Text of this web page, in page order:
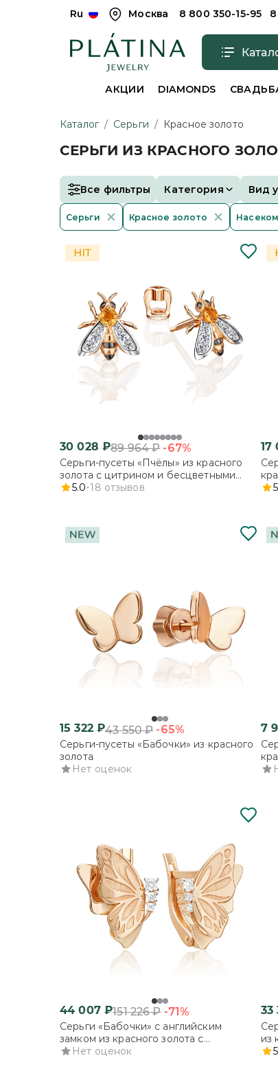
Ru Москва 8 800 350-15-95
АКЦИИ DIAMONDS
Каталог / Серьги / Красное золото
СЕРЬГИ ИЗ КРАСНОГО
Все фильтры Категория Вид
Серьги Красное золото
30 028 ₽89 964₽ -67%
Серьги-пусеты «Пчёлы» из красного
золота с цитрином и бесцветными
топазами
5.0 18 отзывов
17
15 322₽43 550₽ -65%
Серьги-пусеты «Бабочки» из красного
золота
Нет оценок
7
44 007₽151 226₽ -71%
Серьги «Бабочки» с английским
замком из красного золота с
фианитами
Нет оценок
33
из